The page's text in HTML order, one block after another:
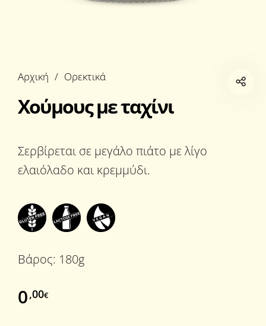
Αρχική / Ορεκτικά
Χούμους με ταχίνι
Σερβίρεται σε μεγάλο πιάτο με λίγο
ελαιόλαδο και κρεμμύδι.
Βάρος: 180g
0,00€